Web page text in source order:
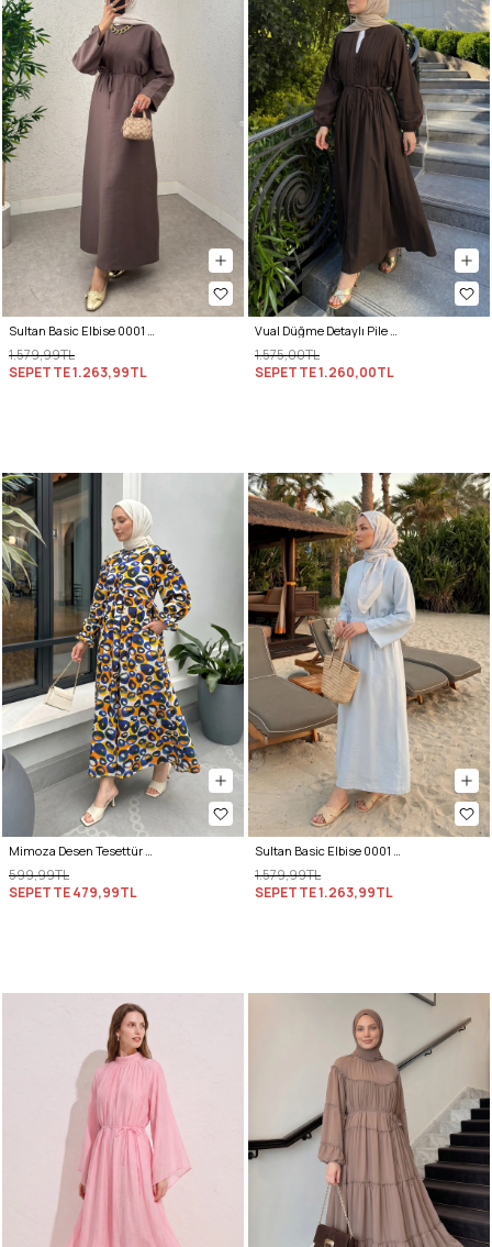
Sultan Basic Elbise 0001 - KESTANE
1.579,99TL
SEPETTE1.263,99TL
Vual Düğme Detaylı Pile Elbise 5007 - ACI KAHVE
1.575,00TL
SEPETTE1.260,00TL
Mimoza Desen Tesettür Elbise 2328 - LACİVERT
599,99TL
SEPETTE479,99TL
Sultan Basic Elbise 0001 - BEBE MAVİSİ
1.579,99TL
SEPETTE1.263,99TL